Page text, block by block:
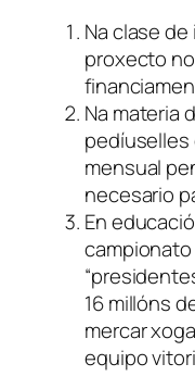
Na clase
proxecto
Na materia
pedíuselles
mensual
necesario
En
16 millóns
mercar
equipo